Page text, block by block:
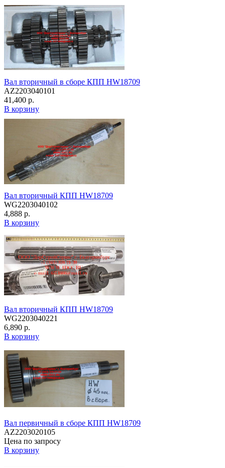
Вал вторичный в сборе КПП HW18709
AZ2203040101
41,400 р.
В корзину
Вал вторичный КПП HW18709
WG2203040102
4,888 р.
В корзину
Вал вторичный КПП HW18709
WG2203040221
6,890 р.
В корзину
Вал первичный в сборе КПП HW18709
AZ2203020105
Цена по запросу
В корзину